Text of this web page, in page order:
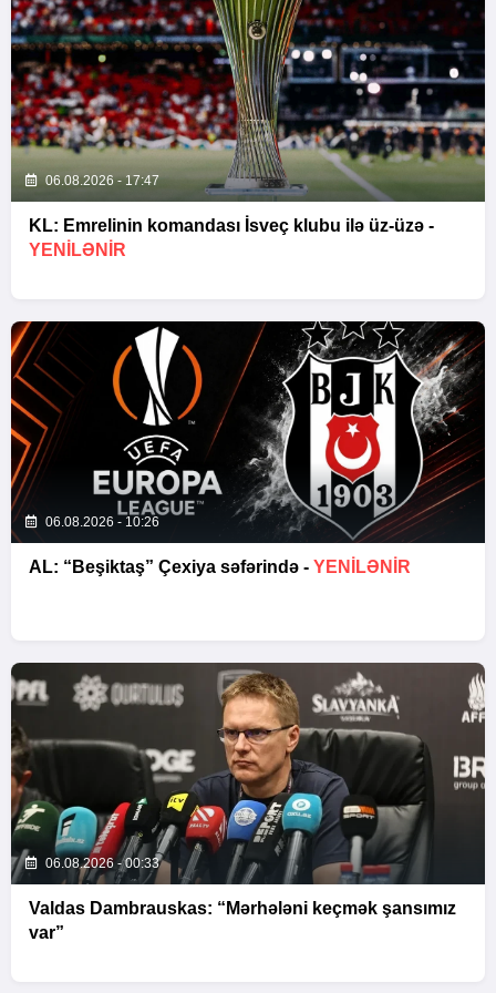
06.08.2026 - 17:47
KL: Emrelinin komandası İsveç klubu ilə üz-üzə -
YENİLƏNİR
06.08.2026 - 10:26
AL: “Beşiktaş” Çexiya səfərində - YENİLƏNİR
06.08.2026 - 00:33
Valdas Dambrauskas: “Mərhələni keçmək şansımız
var”